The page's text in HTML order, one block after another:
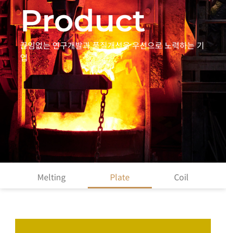
Product
끊임없는 연구개발과 품질개선을 우선으로 노력하는 기
업
Melting Plate Coil